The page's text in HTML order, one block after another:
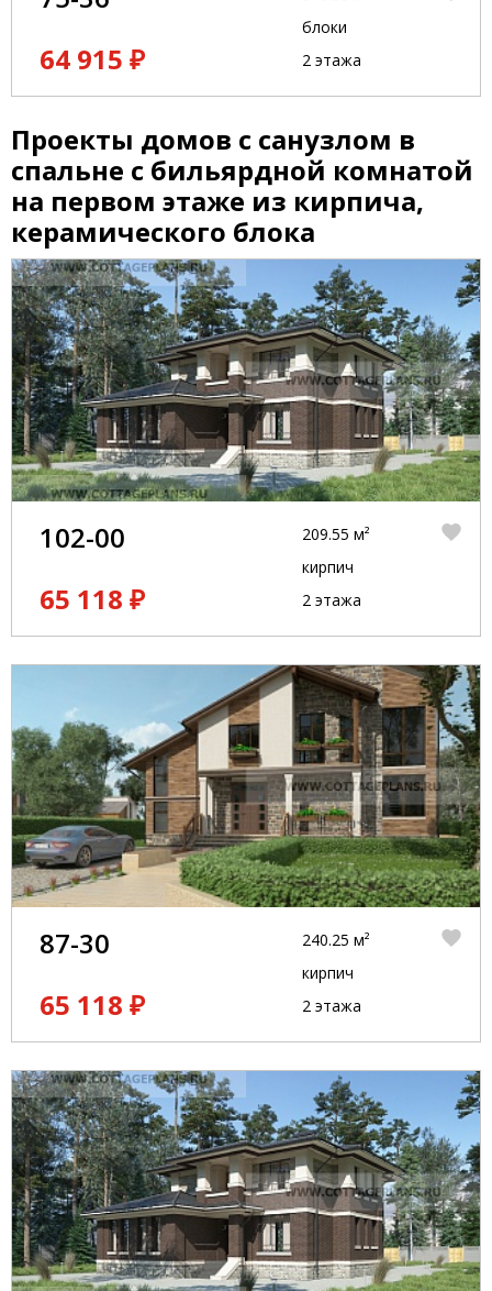
64 915 ₽
блоки
2 этажа
Проекты домов с санузлом в
спальне с бильярдной комнатой
на первом этаже из кирпича,
керамического блока
102-00
65 118 ₽
209.55 м²
кирпич
2 этажа
87-30
65 118 ₽
240.25 м²
кирпич
2 этажа